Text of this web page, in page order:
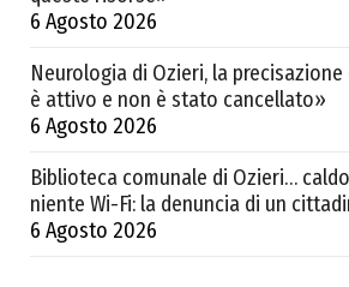
6 Agosto 2026
Neurologia di Ozieri, la precisazione
è attivo e non è stato cancellato»
6 Agosto 2026
Biblioteca comunale di Ozieri…
niente Wi-Fi: la denuncia di un
6 Agosto 2026